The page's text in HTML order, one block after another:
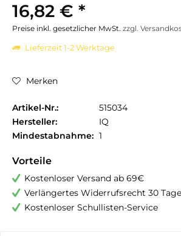
16,82 € *
Preise inkl. gesetzlicher MwSt. zzgl.
Lieferzeit 1-2 Werktage
Merken
Artikel-Nr.:
515034
Hersteller:
IQ
Mindestabnahme: 1
Vorteile
Kostenloser Versand ab 69€
Verlängertes Widerrufsrecht 30 Tage
Kostenloser Schullisten-Service